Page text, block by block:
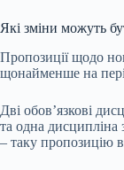
Які зміни можуть
Пропозиції щодо
щонайменше на
Дві обов’язкові
та одна дисципліна
– таку пропозицію